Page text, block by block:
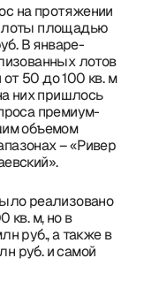
на протяжении
лоты площадью
В январе-
лотов
50 до 100 кв. м
них пришлось
премиум-
объемом
– «Ривер
реализовано
кв. м, но в
руб., а также в
руб. и самой